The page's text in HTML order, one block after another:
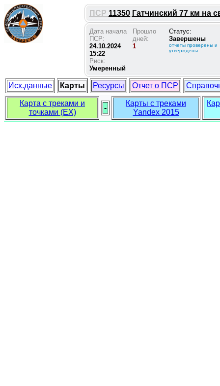
ПСР 11350 Гатчинский 77 км на
Дата начала
ПСР:
24.10.2024
15:22
Риск:
Умеренный
Прошло
дней:
1
Статус:
Завершены
отчеты проверены и
утверждены
Исх.данные Карты Ресурсы Отчет о ПСР
Карта с треками и
точками (EX)
-
Карты с треками
Yandex 2015